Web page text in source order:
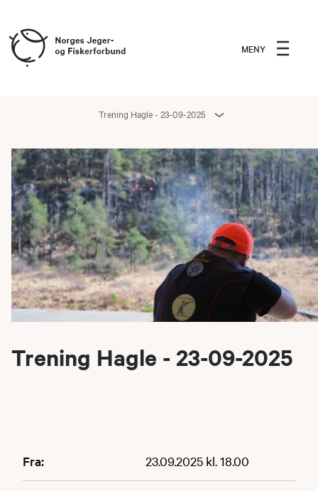
MENY
Trening Hagle - 23-09-2025
Trening Hagle - 23-09-2025
Fra: 23.09.2025 kl. 18.00